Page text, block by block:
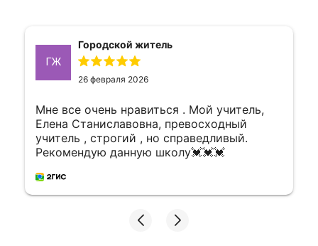
ГЖ
Городской житель
26 февраля 2026
Мне все очень нравиться . Мой учитель,
Елена Станиславовна, превосходный
учитель , строгий , но справедливый.
Рекомендую данную школу💓💓💓